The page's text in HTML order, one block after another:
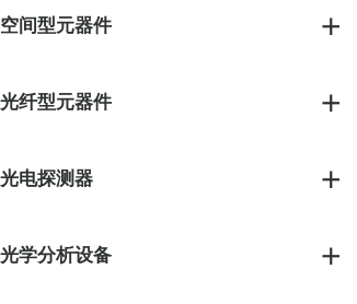
空间型元器件
光纤型元器件
光电探测器
光学分析设备